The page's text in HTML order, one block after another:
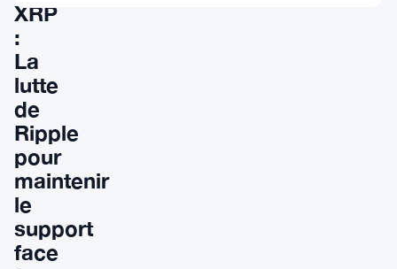
XRP
:
La
lutte
de
Ripple
pour
maintenir
le
support
face